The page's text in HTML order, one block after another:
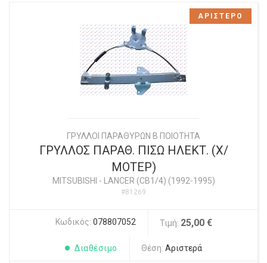
ΓΡΥΛΛΟΙ ΠΑΡΑΘΥΡΩΝ Β ΠΟΙΟΤΗΤΑ
ΓΡΥΛΛΟΣ ΠΑΡΑΘ. ΠΙΣΩ ΗΛΕΚΤ. (Χ/
ΜΟΤΕΡ)
MITSUBISHI - LANCER (CB1/4) (1992-1995)
#81269
Κωδικός: 078807052 Τιμή: 25,00 €
Διαθέσιμο Θέση: Αριστερά
ΑΡΙΣΤΕΡΟ